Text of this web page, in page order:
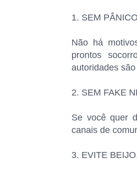
1. SEM PÂNICO
Não há
prontos
autoridades
2. SEM FAKE
Se você quer
canais de
3. EVITE